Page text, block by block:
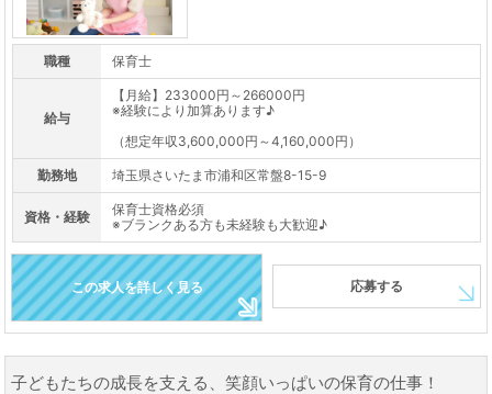
職種 保育士
給与
【月給】233000円～266000円
※経験により加算あります♪
（想定年収3,600,000円～4,160,000円）
勤務地 埼玉県さいたま市浦和区常盤8-15-9
資格・経験
保育士資格必須
※ブランクある方も未経験も大歓迎♪
この求人を詳しく見る 応募する
子どもたちの成長を支える、笑顔いっぱいの保育の仕事！